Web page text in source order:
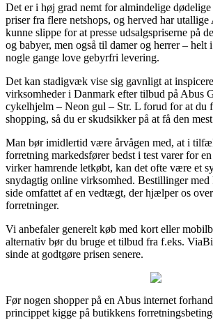
Det er i høj grad nemt for almindelige dødelige
priser fra flere netshops, og herved har utallige
kunne slippe for at presse udsalgspriserne på
og babyer, men også til damer og herrer – helt
nogle gange love gebyrfri levering.
Det kan stadigvæk vise sig gavnligt at
virksomheder i Danmark efter tilbud på Abus
cykelhjelm – Neon gul – Str. L forud for at du
shopping, så du er skudsikker på at få den
Man bør imidlertid være årvågen med, at i
forretning markedsfører bedst i test varer for
virker hamrende letkøbt, kan det ofte være et
snydagtig online virksomhed. Bestillinger med
side omfattet af en vedtægt, der hjælper os
forretninger.
Vi anbefaler generelt køb med kort eller
alternativ bør du bruge et tilbud fra f.eks.
sinde at godtgøre prisen senere.
Før nogen shopper på en Abus internet
princippet kigge på butikkens